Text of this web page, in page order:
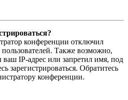
конференции отключил
Также возможно,
ваш IP-адрес или запретил имя, под
зарегистрироваться. Обратитесь
конференции.